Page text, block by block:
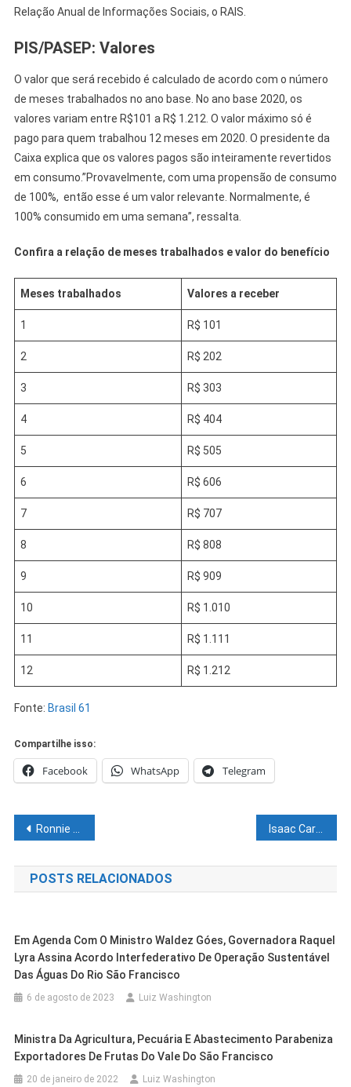
Relação Anual de Informações Sociais, o RAIS.
PIS/PASEP: Valores
O valor que será recebido é calculado de acordo com o número
de meses trabalhados no ano base. No ano base 2020, os
valores variam entre R$101 a R$ 1.212. O valor máximo só é
pago para quem trabalhou 12 meses em 2020. O presidente da
Caixa explica que os valores pagos são inteiramente revertidos
em consumo.”Provavelmente, com uma propensão de consumo
de 100%, então esse é um valor relevante. Normalmente, é
100% consumido em uma semana”, ressalta.
Confira a relação de meses trabalhados e valor do benefício
Meses trabalhados Valores a receber
1 R$ 101
2 R$ 202
3 R$ 303
4 R$ 404
5 R$ 505
6 R$ 606
7 R$ 707
8 R$ 808
9 R$ 909
10 R$ 1.010
11 R$ 1.111
12 R$ 1.212
Fonte: Brasil 61
Compartilhe isso:
Facebook WhatsApp Telegram
Navegação
de
Post
Ronnie Lessa é um dos alvos de operação da PF contra quadrilha de tráfico internacional de armas Isaac Carvalho cobra reajuste do piso salarial para professores da rede municipal de Juazeiro
POSTS RELACIONADOS
Em Agenda Com O Ministro Waldez Góes, Governadora Raquel
Lyra Assina Acordo Interfederativo De Operação Sustentável
Das Águas Do Rio São Francisco
6 de agosto de 2023 Luiz Washington
Ministra Da Agricultura, Pecuária E Abastecimento Parabeniza
Exportadores De Frutas Do Vale Do São Francisco
20 de janeiro de 2022 Luiz Washington